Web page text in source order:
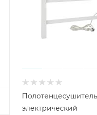
Полотенцесушитель
электрический